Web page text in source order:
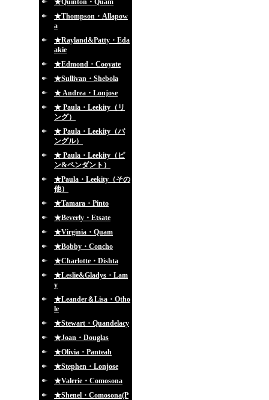
★Quinton・Quam
★Thompson・Allapow
a
★Rayland&Patty・Eda
akie
★Edmond・Cooyate
★Sullivan・Shebola
★ Andrea・Lonjose
★ Paula・Leekity（リ
ング）
★ Paula・Leekity（バ
ングル）
★ Paula・Leekity（ピ
ン&ペンダント）
★Paula・Leekity（その
他）
★Tamara・Pinto
★Beverly・Etsate
★Virginia・Quam
★Bobby・Concho
★Charlotte・Dishta
★Leslie&Gladys・Lam
y
★Leander＆Lisa・Otho
le
★Stewart・Quandelacy
★Joan・Douglas
★Olivia・Panteah
★Stephen・Lonjose
★Valerie・Comosona
★Shenel・Comosona(P